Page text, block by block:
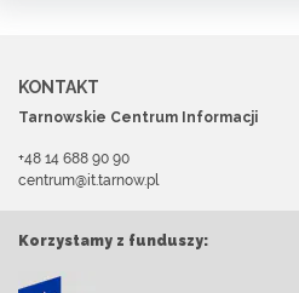
KONTAKT
Tarnowskie Centrum Informacji
+48 14 688 90 90
centrum@it.tarnow.pl
Korzystamy z funduszy: